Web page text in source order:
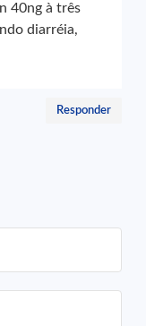
40ng à três
diarréia,
Responder